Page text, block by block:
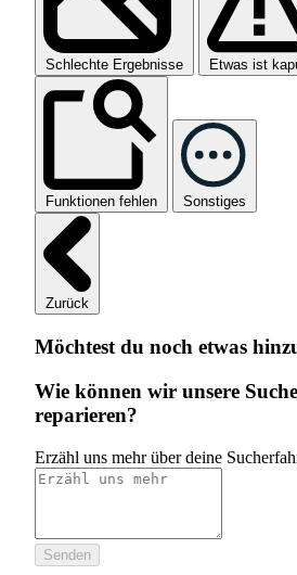
Schlechte Ergebnisse Etwas ist
Funktionen fehlen Sonstiges
Zurück
Möchtest du noch etwas
Wie können wir unsere
reparieren?
Erzähl uns mehr über deine
Senden